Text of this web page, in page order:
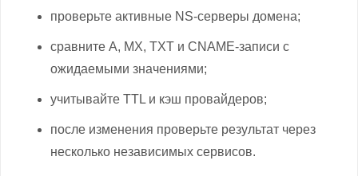
проверьте активные NS-серверы домена;
сравните A, MX, TXT и CNAME-записи с
ожидаемыми значениями;
учитывайте TTL и кэш провайдеров;
после изменения проверьте результат через
несколько независимых сервисов.